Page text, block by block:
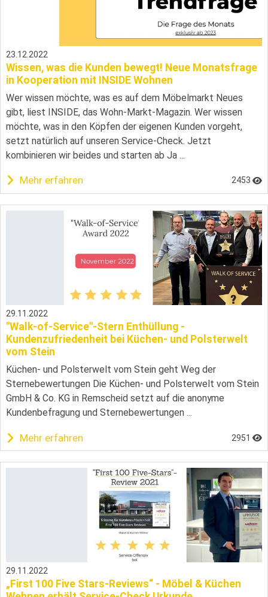
23.12.2022
Wissen, was die Kunden bewegt! Neue Monatsfrage
in Kooperation mit INSIDE Wohnen
Wer wissen möchte, was es auf dem Möbelmarkt Neues
gibt, liest INSIDE, das Wohn-Markt-Magazin. Wer wissen
möchte, was in den Köpfen der eigenen Kunden vorgeht,
setzt natürlich auf unseren Service-Check. Jetzt
kombinieren wir beides und starten ab Ja ...
Mehr erfahren 2453
29.11.2022
"Walk-of-Service"-Stern Enthüllung -
Kundenzufriedenheit bei Küchen- und Polsterwelt
vom Stein
Küchen- und Polsterwelt vom Stein geht Weg der
Sternebewertungen Die Küchen- und Polsterwelt vom Stein
GmbH & Co. KG in Remscheid setzt auf die anonyme
Kundenbefragung und Sternebewertungen ...
Mehr erfahren 2951
29.11.2022
„First 100 Five Stars-Reviews“ - Möbel & Küchen